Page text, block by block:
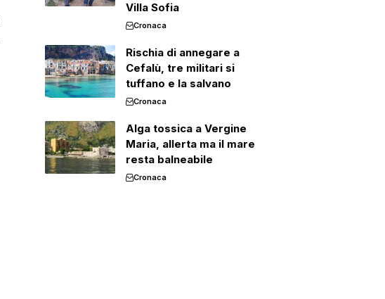
Villa Sofia
Cronaca
Rischia di annegare a
Cefalù, tre militari si
tuffano e la salvano
Cronaca
Alga tossica a Vergine
Maria, allerta ma il mare
resta balneabile
Cronaca